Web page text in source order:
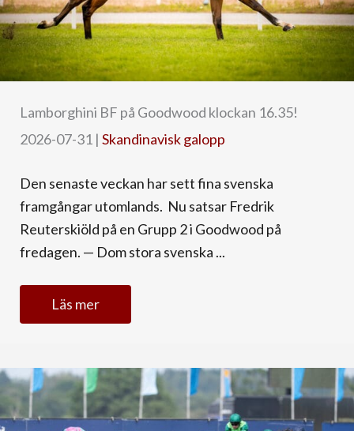
Lamborghini BF på Goodwood klockan 16.35!
2026-07-31 | Skandinavisk galopp
Den senaste veckan har sett fina svenska
framgångar utomlands. Nu satsar Fredrik
Reuterskiöld på en Grupp 2 i Goodwood på
fredagen. — Dom stora svenska ...
Läs mer